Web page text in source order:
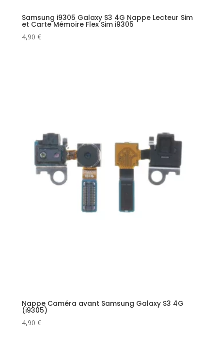
Samsung i9305 Galaxy S3 4G Nappe Lecteur Sim
et Carte Mémoire Flex Sim i9305
4,90 €
Nappe Caméra avant Samsung Galaxy S3 4G
(i9305)
4,90 €